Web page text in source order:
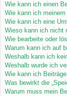
Wie kann ich einen
Wie kann ich
Wie kann ich eine
Wieso kann ich nicht
Wie bearbeite oder
Warum kann ich auf
Weshalb kann ich
Weshalb wurde ich
Wie kann ich
Was bewirkt die
Warum muss mein